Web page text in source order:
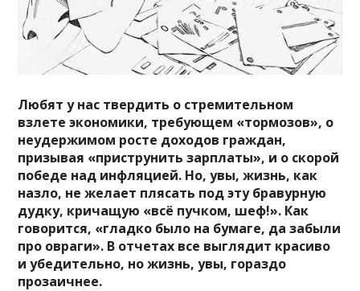
Любят у нас твердить о стремительном
взлете экономики, требующем «тормозов», о
неудержимом росте доходов граждан,
призывая «приструнить зарплаты», и о скорой
победе над инфляцией. Но, увы, жизнь, как
назло, не желает плясать под эту бравурную
дудку, кричащую «всё пучком, шеф!». Как
говорится, «гладко было на бумаге, да забыли
про овраги». В отчетах все выглядит красиво
и убедительно, но жизнь, увы, гораздо
прозаичнее.